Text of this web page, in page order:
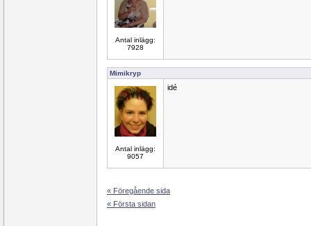
Antal inlägg:
7928
Mimikryp
Antal inlägg:
9057
idé
« Föregående sida
« Första sidan